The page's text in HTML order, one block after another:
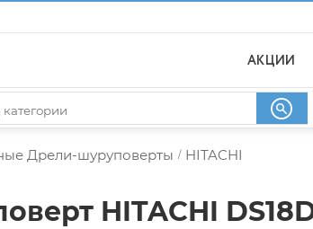
АКЦИИ
Дрели-шуруповерты / HITACHI
HITACHI